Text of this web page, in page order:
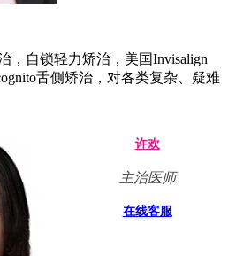
，自锁轻力矫治，美国Invisalign
舌侧矫治，对各类复杂、疑难
许欢
主治医师
在线客服